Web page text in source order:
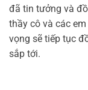
đã tin tưởng và
thầy cô và các
vọng sẽ tiếp tục
sắp tới.